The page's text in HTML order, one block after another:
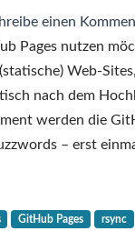
einen
Pages nutzen
Web-
nach dem
werden die
– erst
GitHub Pages rsync